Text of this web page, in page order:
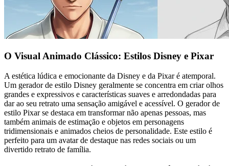
O Visual Animado Clássico: Estilos Disney e Pixar
A estética lúdica e emocionante da Disney e da Pixar é atemporal.
Um gerador de estilo Disney geralmente se concentra em criar olhos
grandes e expressivos e características suaves e arredondadas para
dar ao seu retrato uma sensação amigável e acessível. O gerador de
estilo Pixar se destaca em transformar não apenas pessoas, mas
também animais de estimação e objetos em personagens
tridimensionais e animados cheios de personalidade. Este estilo é
perfeito para um avatar de destaque nas redes sociais ou um
divertido retrato de família.